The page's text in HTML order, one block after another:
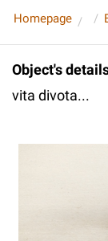
Homepage
Object's
vita divota...